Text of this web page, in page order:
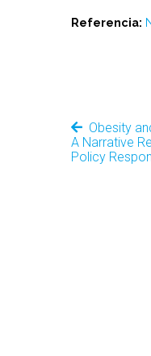
Referencia:
Obesity
A Narrative
Policy